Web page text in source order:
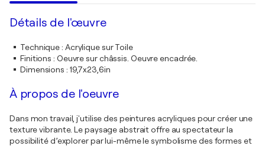
Détails de l'œuvre
Technique: Acrylique sur Toile
Finitions : Oeuvre sur châssis. Oeuvre encadrée.
Dimensions : 19,7x23,6in
À propos de l'oeuvre
Dans mon travail, j'utilise des peintures acryliques pour créer une
texture vibrante. Le paysage abstrait offre au spectateur la
possibilité d’explorer par lui-même le symbolisme des formes et